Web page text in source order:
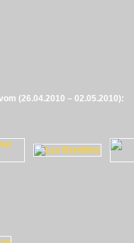
(26.04.2010 – 02.05.2010):